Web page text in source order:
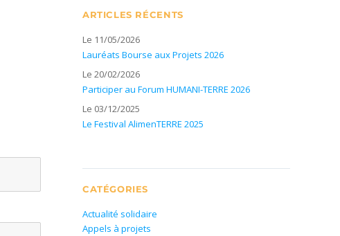
ARTICLES RÉCENTS
Le 11/05/2026
Lauréats Bourse aux Projets 2026
Le 20/02/2026
Participer au Forum HUMANI-TERRE 2026
Le 03/12/2025
Le Festival AlimenTERRE 2025
CATÉGORIES
Actualité solidaire
Appels à projets